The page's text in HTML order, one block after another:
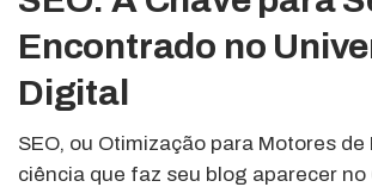
Encontrado no
Digital
SEO, ou Otimização para Motores de
ciência que faz seu blog aparecer